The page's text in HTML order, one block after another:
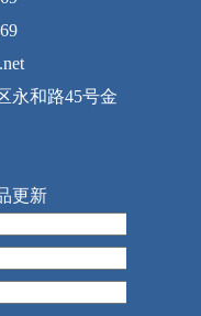
永和路45号金
更新